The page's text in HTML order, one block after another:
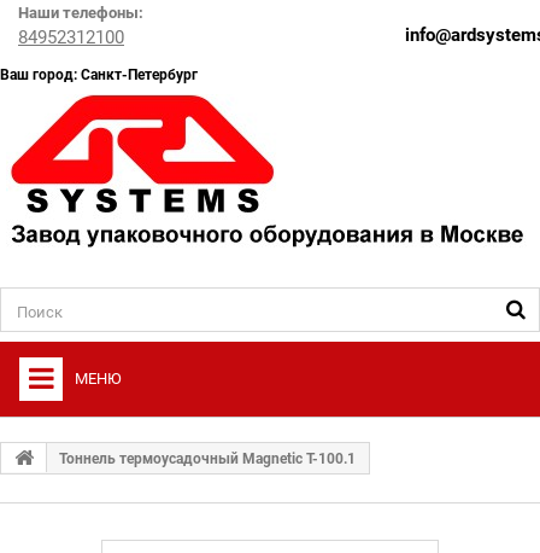
Наши телефоны:
84952312100
Ваш город: Санкт-Петербург
МЕНЮ
О ФИРМЕ
СЕРВИСНЫЙ ЦЕНТР
Тоннель термоусадочный Magnetic T-100.1